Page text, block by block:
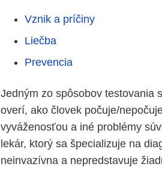
Vznik a príčiny
Liečba
Prevencia
Jedným zo spôsobov testovania
overí, ako človek počuje/
vyváženosťou a iné problémy
lekár, ktorý sa špecializuje na
neinvazívna a nepredstavuje